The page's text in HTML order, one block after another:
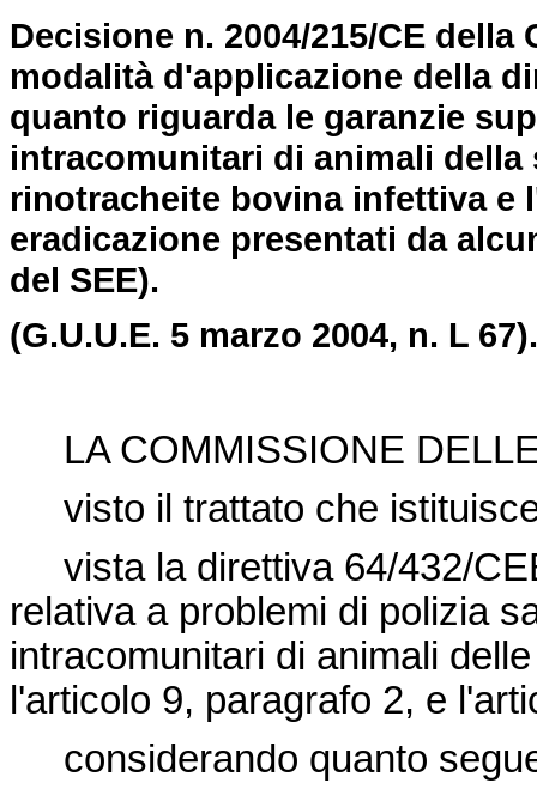
Decisione n. 2004/215/CE
modalità d'applicazione della
quanto riguarda le garanzie
intracomunitari di animali
rinotracheite bovina infettiva e
eradicazione presentati da
del SEE).
(G.U.U.E. 5 marzo 2004, n. L 67).
LA COMMISSIONE
visto il trattato che
vista la direttiva 64/432/
relativa a problemi di polizia
intracomunitari di animali
l'articolo 9, paragrafo 2, e
considerando quanto